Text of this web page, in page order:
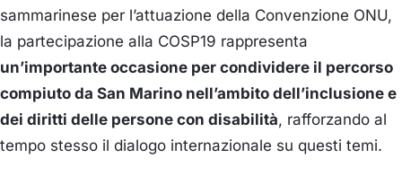
sammarinese per l’attuazione della Convenzione ONU,
la partecipazione alla COSP19 rappresenta
un’importante occasione per condividere il percorso
compiuto da San Marino nell’ambito dell’inclusione e
dei diritti delle persone con disabilità, rafforzando al
tempo stesso il dialogo internazionale su questi temi.